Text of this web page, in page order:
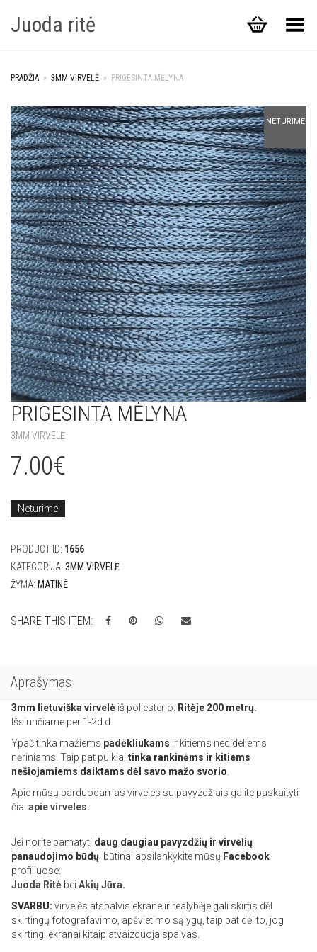
Juoda ritė Toggle Menu
PRADŽIA » 3MM VIRVELĖ » PRIGESINTA MĖLYNA
NETURIME
+
PRIGESINTA MĖLYNA
3MM VIRVELĖ
7.00€
Neturime
PRODUCT ID: 1656
KATEGORIJA: 3MM VIRVELĖ
ŽYMA: MATINĖ
SHARE THIS ITEM:
Aprašymas
3mm lietuviška virvelė iš poliesterio.
Ritėje 200 metrų.
Išsiunčiame per 1-2d.d.
Ypač tinka mažiems padėkliukams ir kitiems nedideliems
nėriniams. Taip pat puikiai tinka rankinėms ir kitiems
nešiojamiems daiktams dėl savo mažo svorio
Apie mūsų parduodamas virveles su pavyzdžiais galite paskaityti
čia: apie virveles.
Jei norite pamatyti daug daugiau pavyzdžių ir virvelių
panaudojimo būdų , būtinai apsilankykite mūsų Facebook
profiliuose:
Juoda Ritė bei Akių Jūra.
SVARBU: virvelės atspalvis ekrane ir realybėje gali skirtis dėl
skirtingų fotografavimo, apšvietimo sąlygų, taip pat dėl to, jog
skirtingi ekranai kitaip atvaizduoja spalvas.